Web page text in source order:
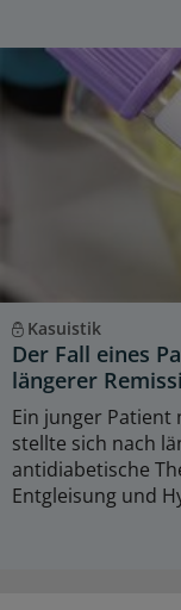
Kasuistik
Der Fall eines
längerer
Ein junger Patient
stellte sich nach
antidiabetische
Entgleisung und